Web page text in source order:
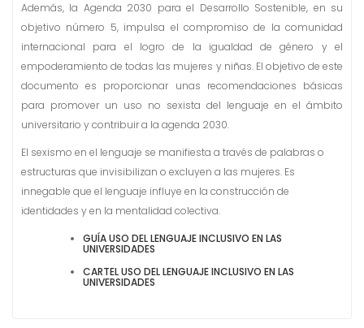
Además, la Agenda 2030 para el Desarrollo Sostenible, en su
objetivo número 5, impulsa el compromiso de la comunidad
internacional para el logro de la igualdad de género y el
empoderamiento de todas las mujeres y niñas. El objetivo de este
documento es proporcionar unas recomendaciones básicas
para promover un uso no sexista del lenguaje en el ámbito
universitario y contribuir a la agenda 2030.
El sexismo en el lenguaje se manifiesta a través de palabras o
estructuras que invisibilizan o excluyen a las mujeres. Es
innegable que el lenguaje influye en la construcción de
identidades y en la mentalidad colectiva.
GUÍA USO DEL LENGUAJE INCLUSIVO EN LAS
UNIVERSIDADES
CARTEL USO DEL LENGUAJE INCLUSIVO EN LAS
UNIVERSIDADES